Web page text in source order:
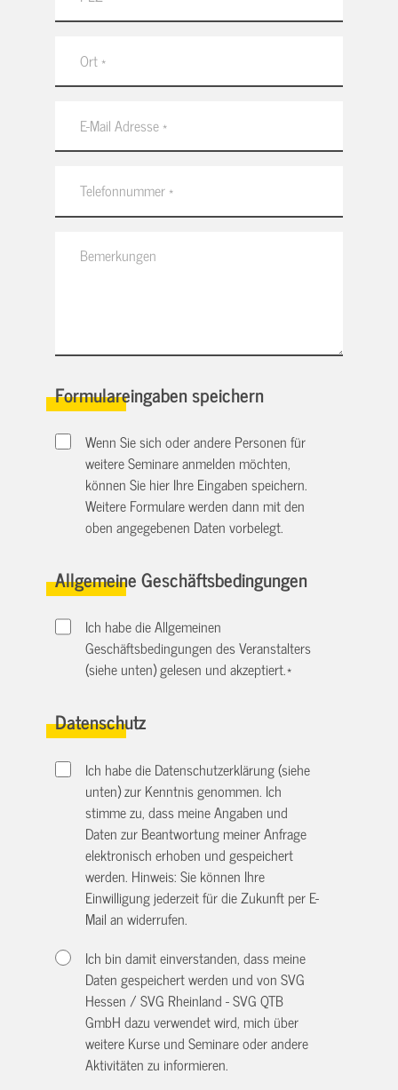
Formulareingaben speichern
Wenn Sie sich oder andere Personen für
weitere Seminare anmelden möchten,
können Sie hier Ihre Eingaben speichern.
Weitere Formulare werden dann mit den
oben angegebenen Daten vorbelegt.
Allgemeine Geschäftsbedingungen
Ich habe die Allgemeinen
Geschäftsbedingungen des Veranstalters
(siehe unten) gelesen und akzeptiert.*
Datenschutz
Ich habe die Datenschutzerklärung (siehe
unten) zur Kenntnis genommen. Ich
stimme zu, dass meine Angaben und
Daten zur Beantwortung meiner Anfrage
elektronisch erhoben und gespeichert
werden. Hinweis: Sie können Ihre
Einwilligung jederzeit für die Zukunft per E-
Mail anwiderrufen.
Ich bin damit einverstanden, dass meine
Daten gespeichert werden und von SVG
Hessen / SVG Rheinland - SVG QTB
GmbH dazu verwendet wird, mich über
weitere Kurse und Seminare oder andere
Aktivitäten zu informieren.